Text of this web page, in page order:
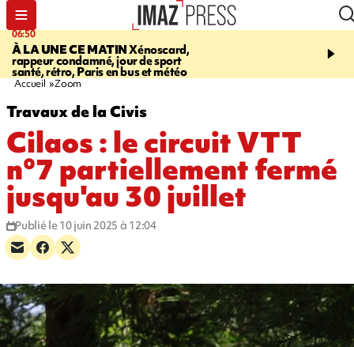
06:50
À LA UNE CE MATINXénoscard,
rappeur condamné, jour de sport
santé, rétro, Paris en bus et météo
08:53
Jour de
2026 - bouger,
Accueil Zoom
Travaux de la Civis
Cilaos : le circuit VTT
n°7 partiellement fermé
jusqu'au 30 juillet
Publié le 10 juin 2025 à 12:04